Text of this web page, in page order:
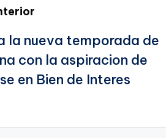
la nueva temporada de
con la aspiracion de
en Bien de Interes